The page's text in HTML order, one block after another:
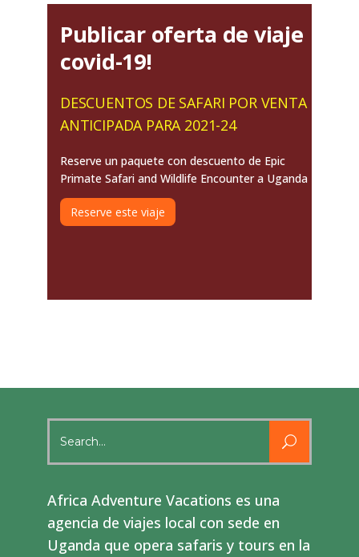
Publicar oferta de viaje
covid-19!
DESCUENTOS DE SAFARI POR VENTA
ANTICIPADA PARA 2021-24
Reserve un paquete con descuento de Epic
Primate Safari and Wildlife Encounter a Uganda
Reserve este viaje
for:
Africa Adventure Vacations es una
agencia de viajes local con sede en
Uganda que opera safaris y tours en la